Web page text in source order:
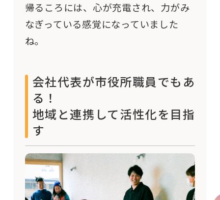
帰るころには、心が充電され、力がみ
なぎっている感覚になっていました
ね。
会社代表が市役所職員でもあ
る！
地域と連携して活性化を目指
す